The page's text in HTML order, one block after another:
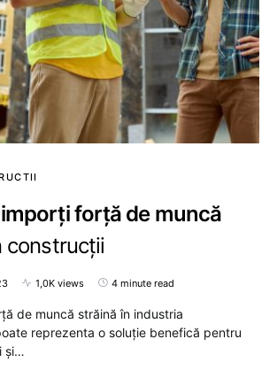
imporți forță de muncă
construcții
1,0K views 4 minute read
de muncă străină în industria
reprezenta o soluție benefică pentru
și…